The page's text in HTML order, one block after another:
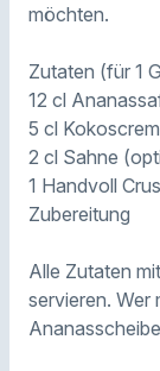
möchten.
Zutaten (für 1
12 cl
5 cl
2 cl Sahne
1 Handvoll
Zubereitung
Alle Zutaten
servieren. Wer